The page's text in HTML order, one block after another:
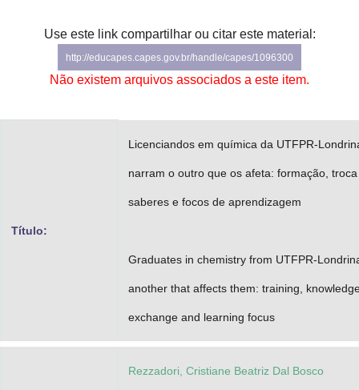
Gabinete de Segurança Institucional
Advocacia-Geral da União
Use este link compartilhar ou citar este material:
http://educapes.capes.gov.br/handle/capes/1096300
Não existem arquivos associados a este item.
Título:
Licenciandos em química da UTFPR-
narram o outro que os afeta: formação,
saberes e focos de aprendizagem
Graduates in chemistry from UTFPR-
another that affects them: training,
exchange and learning focus
Rezzadori, Cristiane Beatriz Dal Bosco